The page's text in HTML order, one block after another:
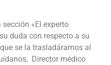
«El experto
duda con respecto a su
se la trasladáramos al
Director médico